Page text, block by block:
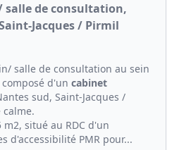
salle de consultation,
Jacques / Pirmil
salle de consultation au sein
composé d'un cabinet
sud, Saint-Jacques /
m2, situé au RDC d'un
d'accessibilité PMR pour...